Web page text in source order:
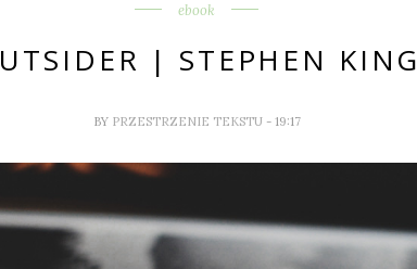
ebook
| STEPHEN KING
BY PRZESTRZENIE TEKSTU - 19:17